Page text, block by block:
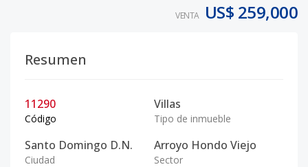
VENTA US$ 259,000
Resumen
11290
Código
Villas
Tipo de inmueble
Santo Domingo D.N.
Ciudad
Arroyo Hondo Viejo
Sector